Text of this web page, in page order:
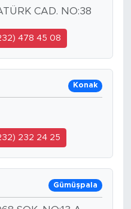
CAD. NO:38
478 45 08
Konak
232 24 25
Gümüşpala